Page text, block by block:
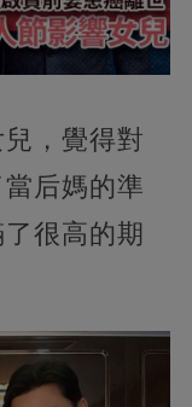
，覺得對
后媽的準
很高的期